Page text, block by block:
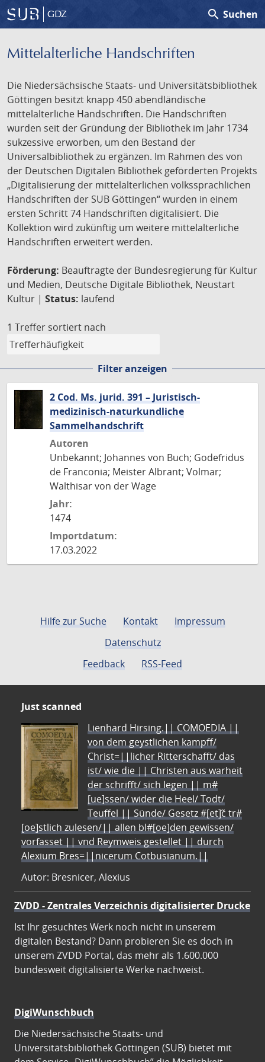
GDZ search Suchen
Mittelalterliche Handschriften
Die Niedersächsische Staats- und Universitätsbibliothek
Göttingen besitzt knapp 450 abendländische
mittelalterliche Handschriften. Die Handschriften
wurden seit der Gründung der Bibliothek im Jahr 1734
sukzessive erworben, um den Bestand der
Universalbibliothek zu ergänzen. Im Rahmen des von
der Deutschen Digitalen Bibliothek geförderten Projekts
„Digitalisierung der mittelalterlichen volkssprachlichen
Handschriften der SUB Göttingen“ wurden in einem
ersten Schritt 74 Handschriften digitalisiert. Die
Kollektion wird zukünftig um weitere mittelalterliche
Handschriften erweitert werden.
Förderung: Beauftragte der Bundesregierung für Kultur
und Medien, Deutsche Digitale Bibliothek, Neustart
Kultur | Status: laufend
1 Treffer sortiert nach
Filter anzeigen
2 Cod. Ms. jurid. 391 – Juristisch-
medizinisch-naturkundliche
Sammelhandschrift
Autoren
Unbekannt; Johannes von Buch; Godefridus
de Franconia; Meister Albrant; Volmar;
Walthisar von der Wage
Jahr:
1474
Importdatum:
17.03.2022
Hilfe zur Suche Kontakt
Impressum
Datenschutz
Feedback
RSS-Feed
Just scanned
Lienhard Hirsing.|| COMOEDIA ||
von dem geystlichen kampff/
Christ=||licher Ritterschafft/ das
ist/ wie die || Christen aus warheit
der schrifft/ sich legen || m#
[ue]ssen/ wider die Heel/ Todt/
Teuffel || Sünde/ Gesetz #[et]c̃ tr#
[oe]stlich zulesen/|| allen bl#[oe]den gewissen/
vorfasset || vnd Reymweis gestellet || durch
Alexium Bres=||nicerum Cotbusianum.||
Autor: Bresnicer, Alexius
ZVDD - Zentrales Verzeichnis digitalisierter Drucke
Ist Ihr gesuchtes Werk noch nicht in unserem
digitalen Bestand? Dann probieren Sie es doch in
unserem ZVDD Portal, das mehr als 1.600.000
bundesweit digitalisierte Werke nachweist.
DigiWunschbuch
Die Niedersächsische Staats- und
Universitätsbibliothek Göttingen (SUB) bietet mit